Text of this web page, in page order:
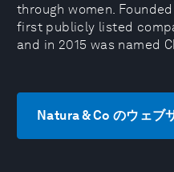
through women.
first publicly listed
and in 2015 was named
Natura & Co のウェブ